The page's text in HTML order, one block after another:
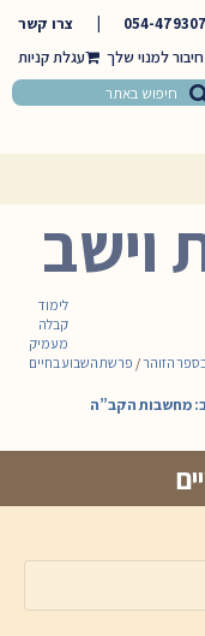
054-
צרו קשר
חיבור למנוי שלך
וישב
לימוד
קבלה
מעמיק
הזוהר/ פרשת השבוע בחיים
מחשבות הקב”ה